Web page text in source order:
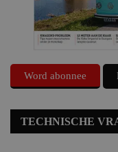
Word abonnee
TECHNISCHE